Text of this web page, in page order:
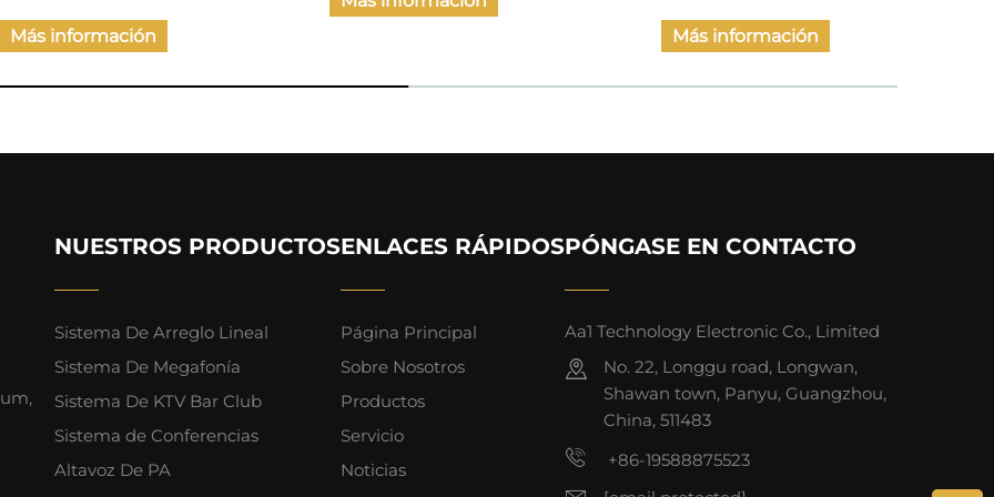
Más información
NUESTROS PRODUCTOS
Sistema De Arreglo Lineal
Sistema De Megafonía
Sistema De KTV Bar Club
Sistema de Conferencias
Altavoz De PA
ENLACES RÁPIDOS
Página Principal
Sobre Nosotros
Productos
Servicio
Noticias
PÓNGASE EN CONTACTO
Aa1 Technology Electronic Co., Limited
No. 22, Longgu road, Longwan,
Shawan town, Panyu, Guangzhou,
China, 511483
+86-19588875523